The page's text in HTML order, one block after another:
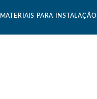
MATERIAIS PARA INSTALAÇÃO